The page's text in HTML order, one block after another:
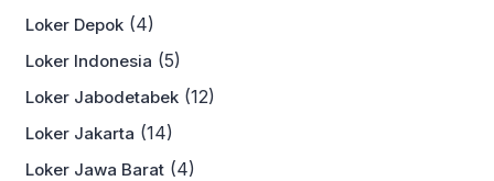
Loker Depok (4)
Loker Indonesia (5)
Loker Jabodetabek (12)
Loker Jakarta (14)
Loker Jawa Barat (4)